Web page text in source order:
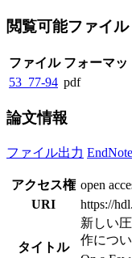
閲覧可能ファイル
ファイル フォーマッ
53_77-94 pdf
論文情報
ファイル出力
アクセス権 open
URI
https://
タイトル
新しい
作につ